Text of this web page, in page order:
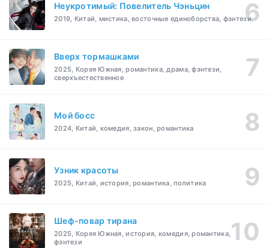
Неукротимый: Повелитель Чэньцин
2019, Китай, мистика, восточные единоборства, фэнтези
Вверх тормашками
2025, Корея Южная, романтика, драма, фэнтези,
сверхъестественное
Мой босс
2024, Китай, комедия, закон, романтика
Узник красоты
2025, Китай, история, романтика, политика
Шеф-повар тирана
2025, Корея Южная, история, комедия, романтика,
фэнтези